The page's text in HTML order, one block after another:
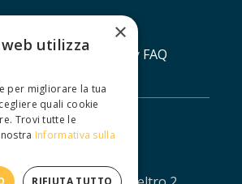
con noiPrivacy policy FAQ
×
utilizza
per migliorare la tua
quali cookie
Trovi tutte le
Informativa sulla
RIFIUTA TUTTO